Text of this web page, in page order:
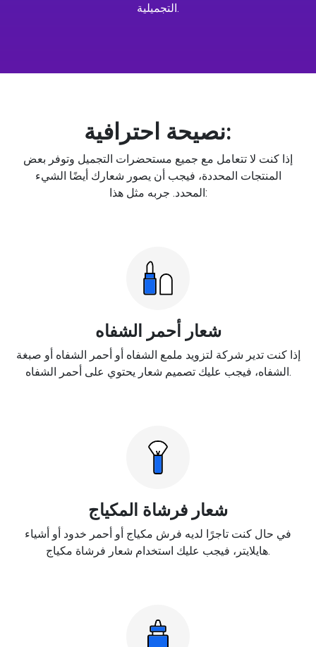
التجميلية.
نصيحة احترافية:
إذا كنت لا تتعامل مع جميع مستحضرات التجميل وتوفر بعض
المنتجات المحددة، فيجب أن يصور شعارك أيضًا الشيء
المحدد. جربه مثل هذا:
شعار أحمر الشفاه
إذا كنت تدير شركة لتزويد ملمع الشفاه أو أحمر الشفاه أو صبغة
الشفاه، فيجب عليك تصميم شعار يحتوي على أحمر الشفاه.
شعار فرشاة المكياج
في حال كنت تاجرًا لديه فرش مكياج أو أحمر خدود أو أشياء
هايلايتر، فيجب عليك استخدام شعار فرشاة مكياج.